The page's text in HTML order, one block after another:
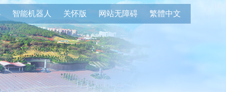
繁體中文
网站无障碍
关怀版
智能机器人